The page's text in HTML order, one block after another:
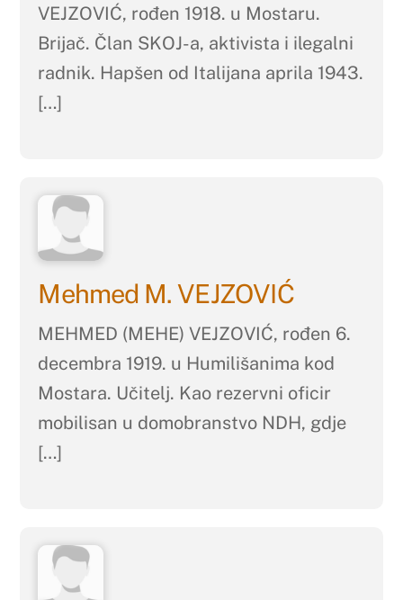
VEJZOVIĆ, rođen 1918. u Mostaru.
Brijač. Član SKOJ-a, aktivista i ilegalni
radnik. Hapšen od Italijana aprila 1943.
[…]
Mehmed M. VEJZOVIĆ
MEHMED (MEHE) VEJZOVIĆ, rođen 6.
decembra 1919. u Humilišanima kod
Mostara. Učitelj. Kao rezervni oficir
mobilisan u domobranstvo NDH, gdje
[…]